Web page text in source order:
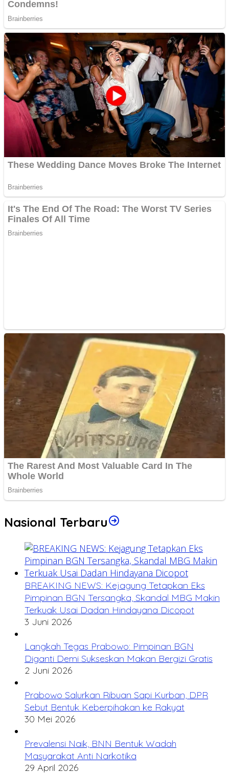
Nasional Terbaru
BREAKING NEWS: Kejagung Tetapkan Eks
Pimpinan BGN Tersangka, Skandal MBG Makin
Terkuak Usai Dadan Hindayana Dicopot
3 Juni 2026
Langkah Tegas Prabowo: Pimpinan BGN
Diganti Demi Sukseskan Makan Bergizi Gratis
2 Juni 2026
Prabowo Salurkan Ribuan Sapi Kurban, DPR
Sebut Bentuk Keberpihakan ke Rakyat
30 Mei 2026
Prevalensi Naik, BNN Bentuk Wadah
Masyarakat Anti Narkotika
29 April 2026